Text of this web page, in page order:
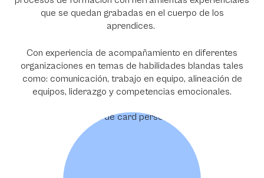
que se quedan grabadas en el cuerpo de los
aprendices.
Con experiencia de acompañamiento en diferentes
organizaciones en temas de habilidades blandas tales
como: comunicación, trabajo en equipo, alineación de
equipos, liderazgo y competencias emocionales.